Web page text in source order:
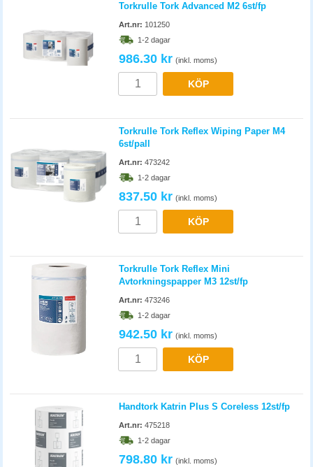
Torkrulle Tork Advanced M2 6st/fp
Art.nr: 101250
1-2 dagar
986.30 kr (inkl. moms)
KÖP
Torkrulle Tork Reflex Wiping Paper M4
6st/pall
Art.nr: 473242
1-2 dagar
837.50 kr (inkl. moms)
KÖP
Torkrulle Tork Reflex Mini
Avtorkningspapper M3 12st/fp
Art.nr: 473246
1-2 dagar
942.50 kr (inkl. moms)
KÖP
Handtork Katrin Plus S Coreless 12st/fp
Art.nr: 475218
1-2 dagar
798.80 kr (inkl. moms)